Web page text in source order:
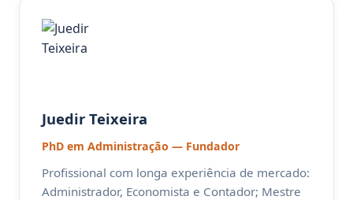
Juedir Teixeira
PhD em Administração — Fundador
Profissional com longa experiência de mercado:
Administrador, Economista e Contador; Mestre